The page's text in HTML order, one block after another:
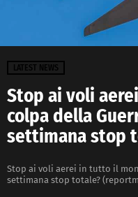
LATEST NEWS
Stop ai voli
colpa della
settimana stop
Stop ai voli aerei in tutto il
settimana stop totale?